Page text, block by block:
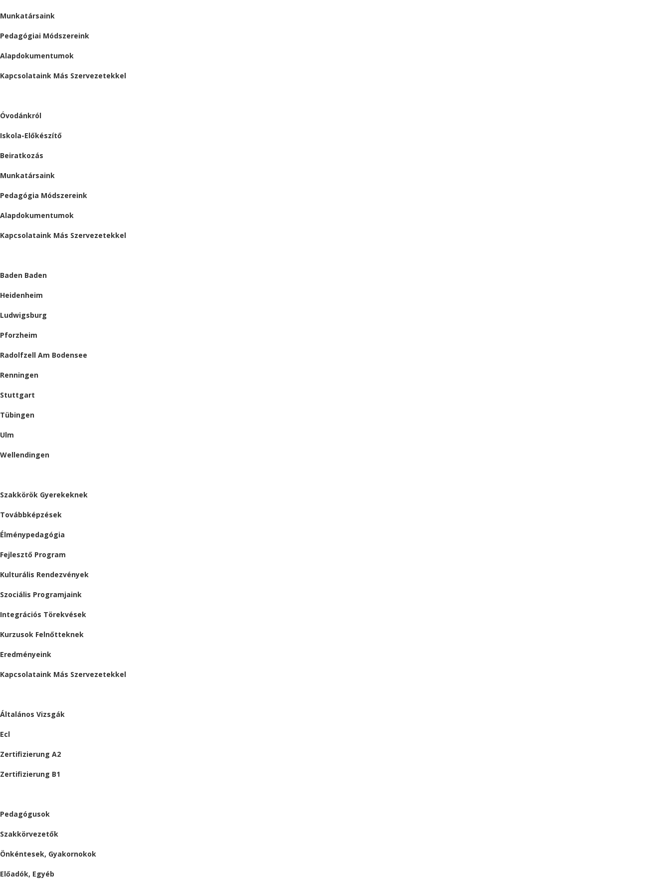
Munkatársaink
Pedagógiai Módszereink
Alapdokumentumok
Kapcsolataink Más Szervezetekkel
Óvodánkról
Iskola-Előkészítő
Beiratkozás
Munkatársaink
Pedagógia Módszereink
Alapdokumentumok
Kapcsolataink Más Szervezetekkel
Baden Baden
Heidenheim
Ludwigsburg
Pforzheim
Radolfzell Am Bodensee
Renningen
Stuttgart
Tübingen
Ulm
Wellendingen
Szakkörök Gyerekeknek
Továbbképzések
Élménypedagógia
Fejlesztő Program
Kulturális Rendezvények
Szociális Programjaink
Integrációs Törekvések
Kurzusok Felnőtteknek
Eredményeink
Kapcsolataink Más Szervezetekkel
Általános Vizsgák
Ecl
Zertifizierung A2
Zertifizierung B1
Pedagógusok
Szakkörvezetők
Önkéntesek, Gyakornokok
Előadók, Egyéb